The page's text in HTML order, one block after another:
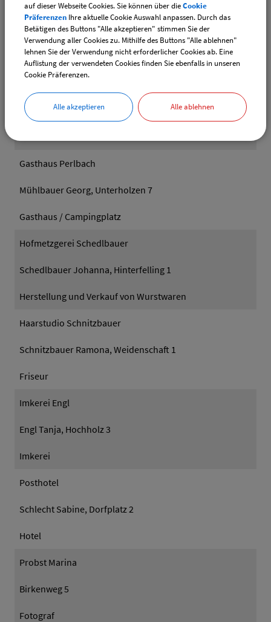
Gasthof Dilger Maierhof
Dilger Hubert, Maierhof 1
Gasthof / Hotel
Danzer Max, Bürgermeister-Kermer-Weg 5
Gasthaus Perlbach
Mühlbauer Georg, Unterholzen 7
Gasthaus / Campingplatz
Hofmetzgerei Schedlbauer
Schedlbauer Johanna, Hinterfelling 1
Herstellung und Verkauf von Wurstwaren
Haarstudio Schnitzbauer
Schnitzbauer Ramona, Weidenschaft 1
Friseur
Imkerei Engl
Engl Tanja, Hochholz 3
Imkerei
Posthotel
Schlecht Sabine, Dorfplatz 2
Hotel
Probst Marina
Birkenweg 5
Fotograf
auf dieser Webseite Cookies. Sie können über dieCookie
Präferenzen Ihre aktuelle Cookie Auswahl anpassen. Durch das
Betätigen des Buttons "Alle akzeptieren" stimmen Sie der
Verwendung aller Cookies zu. Mithilfe des Buttons "Alle ablehnen"
lehnen Sie der Verwendung nicht erforderlicher Cookies ab. Eine
Auflistung der verwendeten Cookies finden Sie ebenfalls in unseren
Cookie Präferenzen.
Alle akzeptieren Alle ablehnen